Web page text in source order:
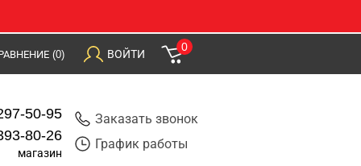
(0) ВОЙТИ
0
50-95
80-26
магазин
Заказать звонок
График работы